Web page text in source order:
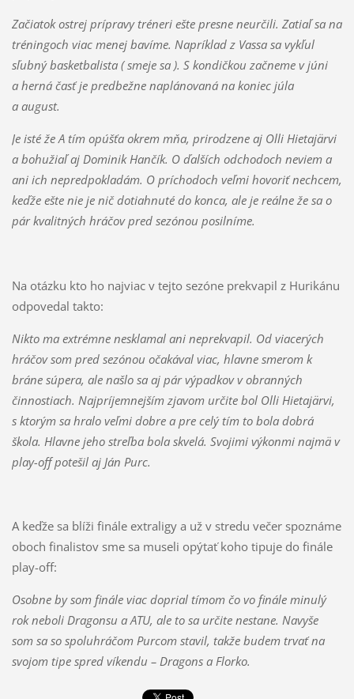
Začiatok ostrej prípravy tréneri ešte presne neurčili. Zatiaľ sa na
tréningoch viac menej bavíme. Napríklad z Vassa sa vykľul
sľubný basketbalista ( smeje sa ). S kondičkou začneme v júni
a herná časť je predbežne naplánovaná na koniec júla
a august.
Je isté že A tím opúšťa okrem mňa, prirodzene aj Olli Hietajärvi
a bohužiaľ aj Dominik Hančík. O ďalších odchodoch neviem a
ani ich nepredpokladám. O príchodoch veľmi hovoriť nechcem,
keďže ešte nie je nič dotiahnuté do konca, ale je reálne že sa o
pár kvalitných hráčov pred sezónou posilníme.
Na otázku kto ho najviac v tejto sezóne prekvapil z Hurikánu
odpovedal takto:
Nikto ma extrémne nesklamal ani neprekvapil. Od viacerých
hráčov som pred sezónou očakával viac, hlavne smerom k
bráne súpera, ale našlo sa aj pár výpadkov v obranných
činnostiach. Najpríjemnejším zjavom určite bol Olli Hietajärvi,
s ktorým sa hralo veľmi dobre a pre celý tím to bola dobrá
škola. Hlavne jeho streľba bola skvelá. Svojimi výkonmi najmä v
play-off potešil aj Ján Purc.
A keďže sa blíži finále extraligy a už v stredu večer spoznáme
oboch finalistov sme sa museli opýtať koho tipuje do finále
play-off:
Osobne by som finále viac doprial tímom čo vo finále minulý
rok neboli Dragonsu a ATU, ale to sa určite nestane. Navyše
som sa so spoluhráčom Purcom stavil, takže budem trvať na
svojom tipe spred víkendu – Dragons a Florko.